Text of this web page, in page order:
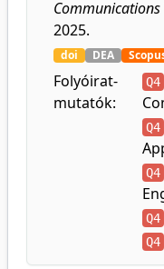
Communications
2025.
doi DEA
Folyóirat-
mutatók:
Q4
Q4
Q4
Q4
Q4